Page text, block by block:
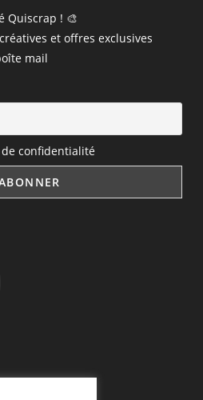
Quiscrap ! 🎨
et offres exclusives
mail
confidentialité